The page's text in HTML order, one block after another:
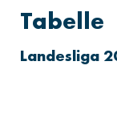
Tabelle
Landesliga